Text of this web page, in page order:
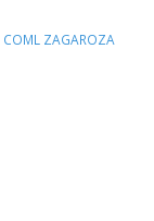
COML ZAGAROZA